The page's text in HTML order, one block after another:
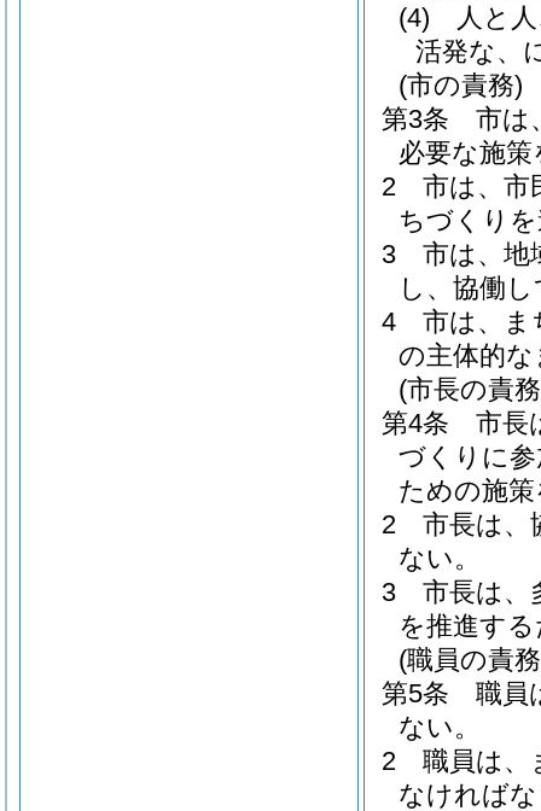
(4)
人と
活発な、
(市の責務)
第3条
市は
必要な施
2
市は、市
ちづくり
3
市は、地
し、協働
4
市は、ま
の主体的
(市長の責
第4条
市長
づくりに
ための施
2
市長は、
ない。
3
市長は、
を推進す
(職員の責
第5条
職員
ない。
2
職員は、
なければ